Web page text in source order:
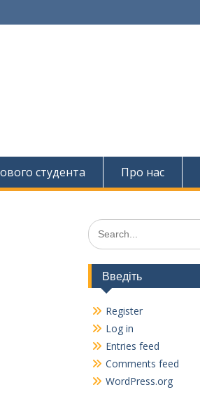
студента Про нас
Search
for:
Введіть
Register
Log in
Entries feed
Comments feed
WordPress.org